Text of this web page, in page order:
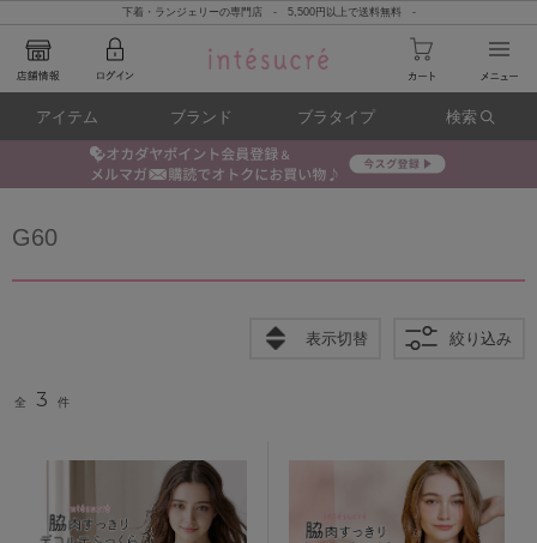
下着・ランジェリーの専門店 - 5,500円以上で送料無料 -
アイテム ブランド ブラタイプ 検索
G60
表示切替 絞り込み
全 3 件